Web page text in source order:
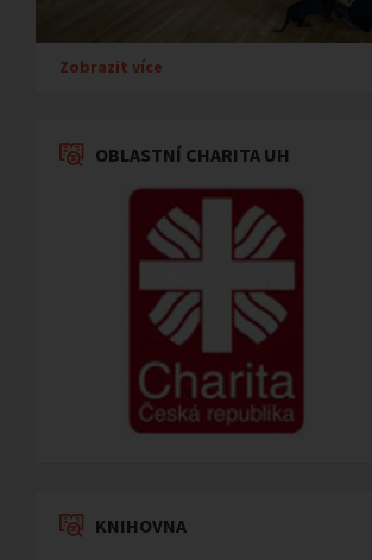
Zobrazit více
OBLASTNÍ CHARITA UH
KNIHOVNA